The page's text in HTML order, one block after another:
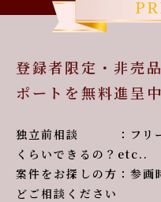
登録者限定・非売
ポートを無料進呈中
独立前相談 ：フリー
くらいできるの？etc..
案件をお探しの方：参画
どご相談ください